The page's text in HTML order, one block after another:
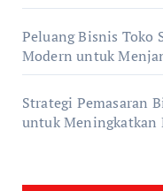
Peluang Bisnis Toko
Modern untuk
Strategi Pemasaran
untuk Meningkatkan